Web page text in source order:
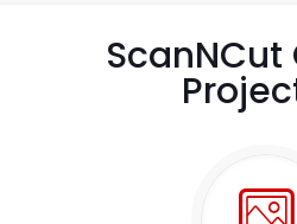
ScanNCut